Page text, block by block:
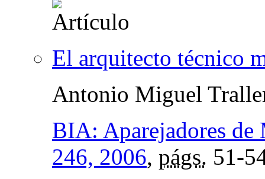
El arquitecto técnico
Antonio Miguel
BIA: Aparejadores de
246, 2006, págs. 51-